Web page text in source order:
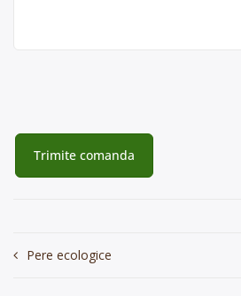
Navigare
Pere ecologice